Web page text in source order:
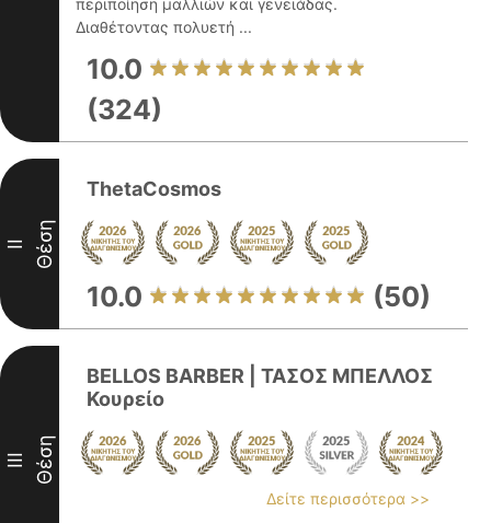
περιποίηση μαλλιών και γενειάδας.
Διαθέτοντας πολυετή ...
10.0
(324)
II Θέση
ThetaCosmos
10.0 (50)
III Θέση
BELLOS BARBER | ΤΑΣΟΣ ΜΠΕΛΛΟΣ
Κουρείο
Δείτε περισσότερα >>